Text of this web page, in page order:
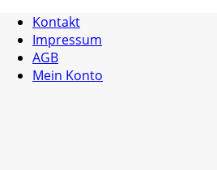
Kontakt
Impressum
AGB
Mein Konto